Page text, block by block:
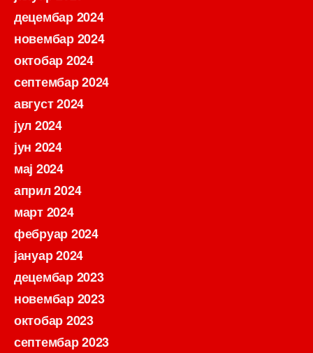
децембар 2024
новембар 2024
октобар 2024
септембар 2024
август 2024
јул 2024
јун 2024
мај 2024
април 2024
март 2024
фебруар 2024
јануар 2024
децембар 2023
новембар 2023
октобар 2023
септембар 2023